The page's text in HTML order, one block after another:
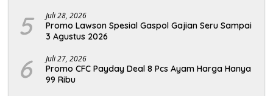
5 Juli 28, 2026
Promo Lawson Spesial Gaspol Gajian Seru Sampai
3 Agustus 2026
6 Juli 27, 2026
Promo CFC Payday Deal 8 Pcs Ayam Harga Hanya
99 Ribu